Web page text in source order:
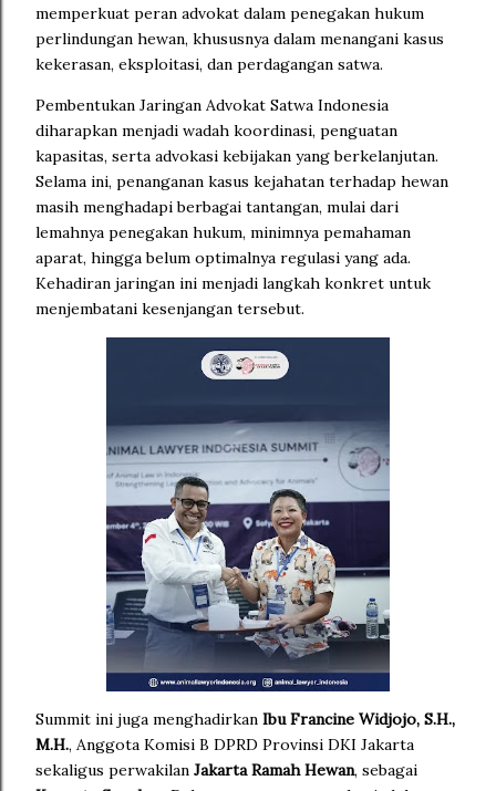
memperkuat peran advokat dalam penegakan hukum
perlindungan hewan, khususnya dalam menangani kasus
kekerasan, eksploitasi, dan perdagangan satwa.
Pembentukan Jaringan Advokat Satwa Indonesia
diharapkan menjadi wadah koordinasi, penguatan
kapasitas, serta advokasi kebijakan yang berkelanjutan.
Selama ini, penanganan kasus kejahatan terhadap hewan
masih menghadapi berbagai tantangan, mulai dari
lemahnya penegakan hukum, minimnya pemahaman
aparat, hingga belum optimalnya regulasi yang ada.
Kehadiran jaringan ini menjadi langkah konkret untuk
menjembatani kesenjangan tersebut.
Summit ini juga menghadirkan Ibu Francine Widjojo, S.H.,
M.H., Anggota Komisi B DPRD Provinsi DKI Jakarta
sekaligus perwakilan Jakarta Ramah Hewan, sebagai